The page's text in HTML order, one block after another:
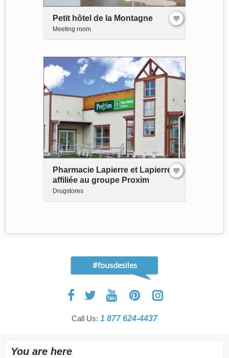
Petit hôtel de la Montagne
Meeting room
Pharmacie Lapierre et Lapierre -
affiliée au groupe Proxim
Drugstores
#fousdesiles
Call Us: 1 877 624-4437
You are here